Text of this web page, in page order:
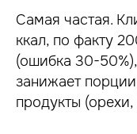
Самая частая.
ккал, по факту
(ошибка 30-
занижает
продукты (орехи,